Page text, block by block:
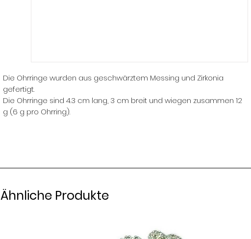
Die Ohrringe wurden aus geschwärztem Messing und Zirkonia
gefertigt.
Die Ohrringe sind 4.3 cm lang, 3 cm breit und wiegen zusammen 12
g (6 g pro Ohrring).
Ähnliche Produkte